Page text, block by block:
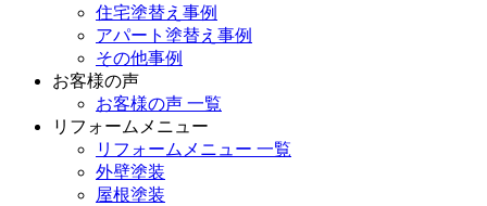
住宅塗替え事例
アパート塗替え事例
その他事例
お客様の声
お客様の声 一覧
リフォームメニュー
リフォームメニュー 一覧
外壁塗装
屋根塗装